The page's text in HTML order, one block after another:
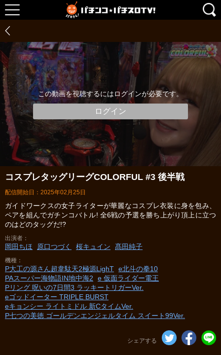
この動画を視聴するにはログインが必要です。
ログイン
コスプレタッグリーグCOLORFUL #3 後半戦
配信開始日：2025年02月25日
ガイドワークスの女子ライターが華麗なコスプレ衣装に身を包み、
ペアを組んでガチンコバトル! 全6戦の予選を勝ち上がり頂上に立つ
のはどのタッグだ!?
出演者
岡田ちほ 原口つづく 桜キュイン 髙田純子
機種
P大工の源さん超韋駄天2極源LighT e北斗の拳10
PAスーパー海物語IN地中海2
e 仮面ライダー電王
Pリング 呪いの7日間3 ラッキートリガーVer.
eゴッドイーター TRIPLE BURST
eキョンシー ライトミドル 新CタイムVer.
P七つの美徳 ゴールデンエンジェルタイム スイート99Ver.
シェアする